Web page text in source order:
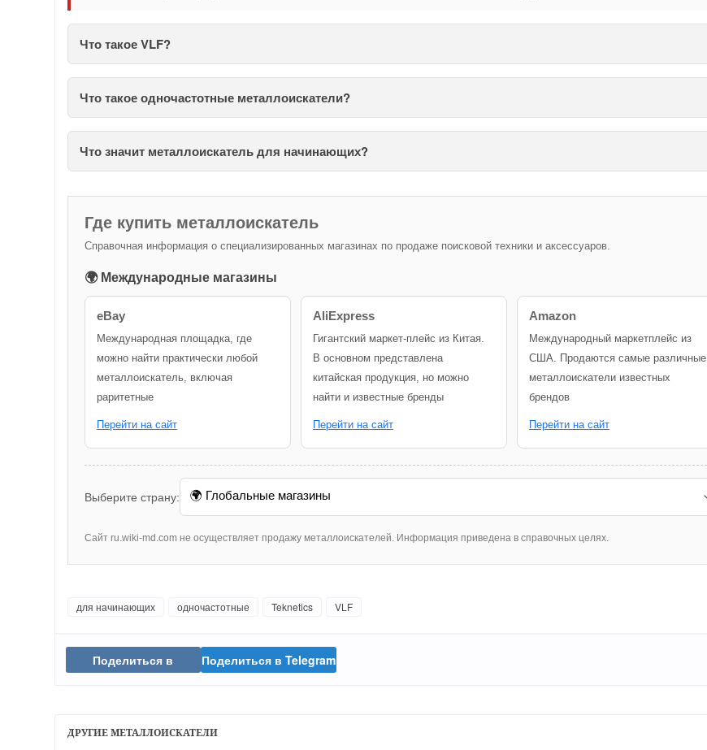
Что такое VLF?
Что такое одночастотные металлоискатели?
Что значит металлоискатель для начинающих?
Где купить металлоискатель
Справочная информация о специализированных магазинах по продаже поисковой техники и аксессуаров.
🌍 Международные магазины
eBay
Международная площадка, где
можно найти практически любой
металлоискатель, включая
раритетные
Перейти на сайт
AliExpress
Гигантский маркет-плейс из Китая.
В основном представлена
китайская продукция, но можно
найти и известные бренды
Перейти на сайт
Amazon
Международный маркетплейс из
США. Продаются самые различные
металлоискатели известных
брендов
Перейти на сайт
Выберите страну:
Сайт ru.wiki-md.com не осуществляет продажу металлоискателей. Информация приведена в справочных целях.
для начинающих одночастотные Teknetics VLF
Поделиться в
Поделиться в Telegram
ДРУГИЕ МЕТАЛЛОИСКАТЕЛИ